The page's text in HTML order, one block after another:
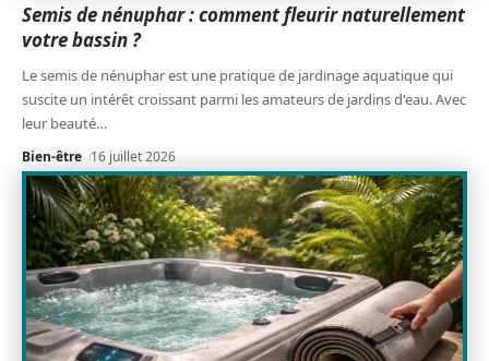
Semis de nénuphar : comment fleurir naturellement
votre bassin ?
Le semis de nénuphar est une pratique de jardinage aquatique qui
suscite un intérêt croissant parmi les amateurs de jardins d'eau. Avec
leur beauté…
Bien-être 16 juillet 2026